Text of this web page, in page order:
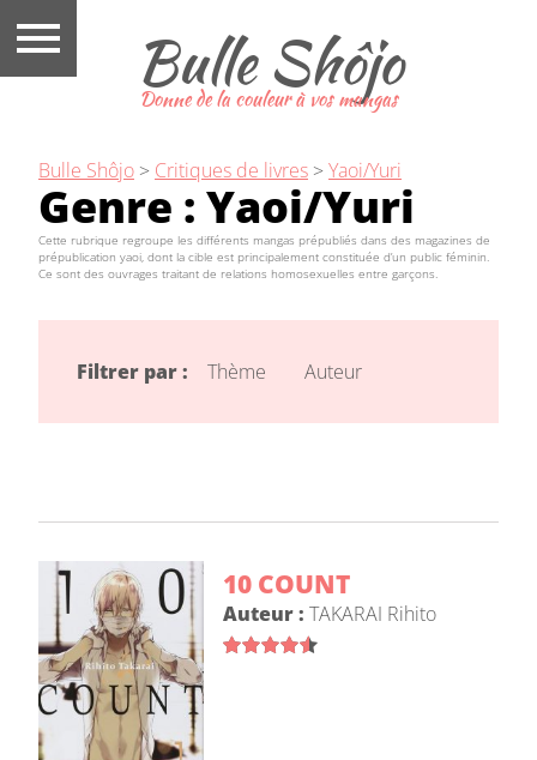
Bulle Shôjo
Donne de la couleur à vos mangas
Bulle Shôjo > Critiques de livres >Yaoi/Yuri
Genre : Yaoi/Yuri
Cette rubrique regroupe les différents mangas prépubliés dans des magazines de
prépublication yaoi, dont la cible est principalement constituée d’un public féminin.
Ce sont des ouvrages traitant de relations homosexuelles entre garçons.
Filtrer par : Thème Auteur
10 COUNT
Auteur : TAKARAI Rihito